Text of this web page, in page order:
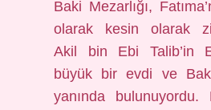
Baki Mezarlığı,
olarak kesin olarak
Akil bin Ebi Talib’in
büyük bir evdi ve Baki
yanında bulunuyordu.